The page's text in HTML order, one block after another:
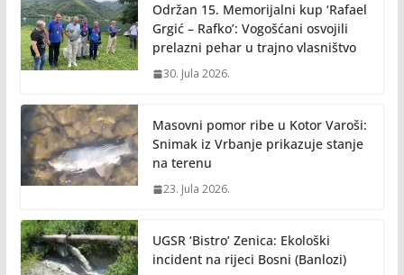
Održan 15. Memorijalni kup ‘Rafael
Grgić – Rafko’: Vogošćani osvojili
prelazni pehar u trajno vlasništvo
30. Jula 2026.
Masovni pomor ribe u Kotor Varoši:
Snimak iz Vrbanje prikazuje stanje
na terenu
23. Jula 2026.
UGSR ‘Bistro’ Zenica: Ekološki
incident na rijeci Bosni (Banlozi)